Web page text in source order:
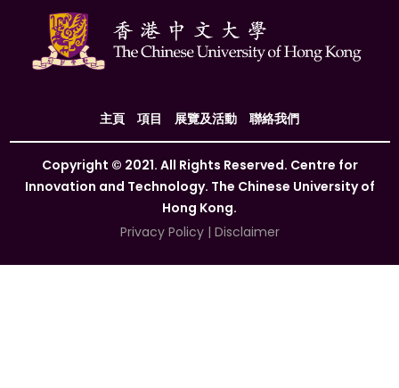
主頁 項目 展覽及活動 聯絡我們
Copyright © 2021. All Rights Reserved. Centre for
Innovation and Technology. The Chinese University of
Hong Kong.
Privacy Policy| Disclaimer